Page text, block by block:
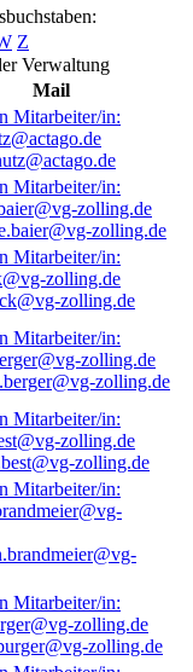
Z
Verwaltung
Mail
zolling.de
zolling.de
zolling.de
zolling.de
zolling.de